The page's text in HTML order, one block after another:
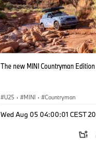
The new MINI Countryman
U25 · MINI · Countryman
Wed Aug 05 04:00:01 CEST